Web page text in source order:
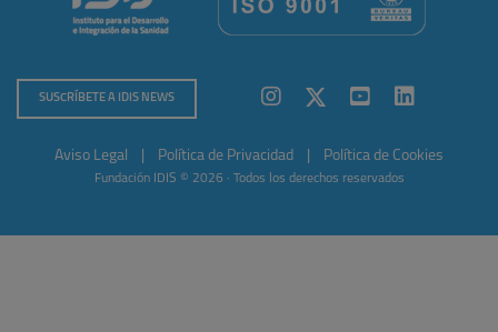
SUSCRÍBETE A IDIS NEWS
Aviso Legal Política de Privacidad Política de Cookies
Fundación IDIS © 2026 · Todos los derechos reservados